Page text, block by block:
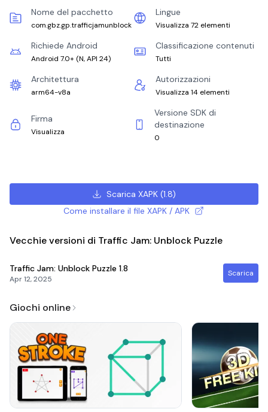
Nome del pacchetto
com.gbz.gp.trafficjamunblock
Lingue
Visualizza 72 elementi
Richiede Android
Android 7.0+ (N, API 24)
Classificazione contenuti
Tutti
Architettura
arm64-v8a
Autorizzazioni
Visualizza 14 elementi
Firma
Visualizza
Versione SDK di
destinazione
0
Scarica XAPK(1.8)
Come installare il file XAPK / APK
Vecchie versioni di Traffic Jam: Unblock Puzzle
Traffic Jam: Unblock Puzzle 1.8
Apr 12, 2025
Scarica
Giochi online